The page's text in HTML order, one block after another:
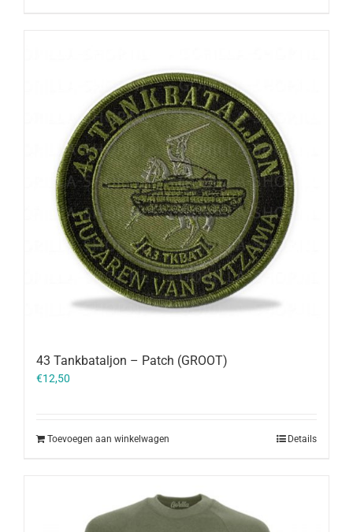
43 Tankbataljon – Patch (GROOT)
€12,50
Toevoegen aan winkelwagen Details